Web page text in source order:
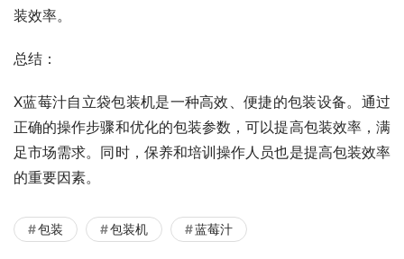
装效率。
总结：
X蓝莓汁自立袋包装机是一种高效、便捷的包装设备。通过
正确的操作步骤和优化的包装参数，可以提高包装效率，满
足市场需求。同时，保养和培训操作人员也是提高包装效率
的重要因素。
包装 包装机 蓝莓汁